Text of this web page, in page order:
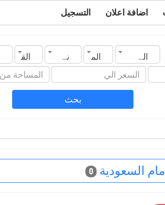
اضافة اعلان التسجيل
السعودية المدينة نوع العقار القسم
بحث
السعودية 0